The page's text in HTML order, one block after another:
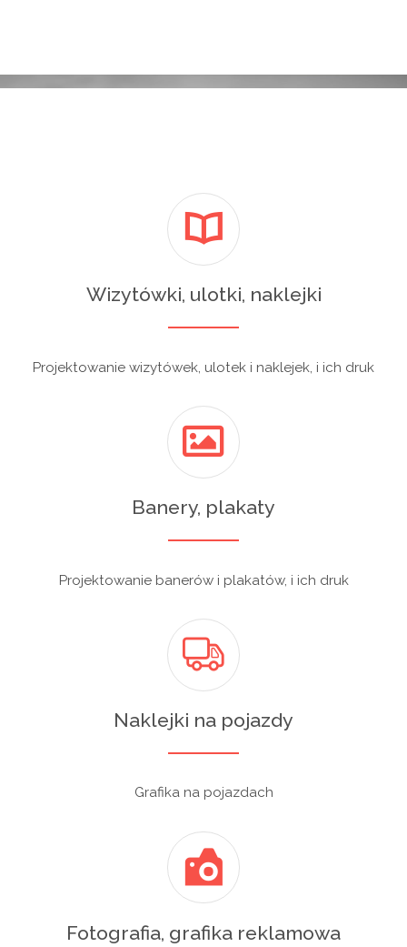
Wizytówki, ulotki, naklejki
Projektowanie wizytówek, ulotek i naklejek, i ich druk
Banery, plakaty
Projektowanie banerów i plakatów, i ich druk
Naklejki na pojazdy
Grafika na pojazdach
Fotografia, grafika reklamowa